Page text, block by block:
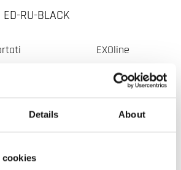
Details About
cookies
RU-BLACK
EXOline
Nero RAL